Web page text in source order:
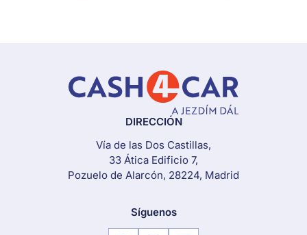
DIRECCIÓN
Vía de las Dos Castillas,
33 Ática Edificio 7,
Pozuelo de Alarcón, 28224, Madrid
Síguenos